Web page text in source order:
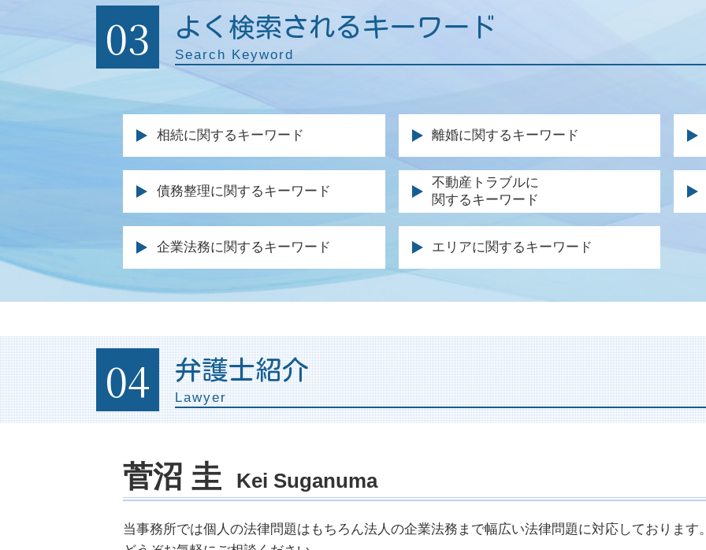
03 よく検索されるキーワード
Search Keyword
相続に関するキーワード
不動産相続 分割
遺産 相続 割合
遺留分 裁判
遺産分割 不動産
遺留分侵害額請求権 時効
死亡 保険金 相続
遺産分割 まとまらない
遺留分 侵害
相続放棄 手続き
遺言 弁護士 費用
遺言書 遺産分割協議書
遺産分割協議 やり直し
相続人 弁護士
離婚に関するキーワード
親権 父親
離婚届 親権
離婚裁判 長期化
財産分与 調停
親権 とは
離婚協議書 書き方
離婚調停 申し立て
離婚 調停 不成立
離婚裁判 不成立
養育費 金額 決め方
離婚調停 不成立
過
後
交
事
死
休
債務整理に関するキーワード
破産 個人再生
自己破産 債権者 通知
消費者金融 破産
自己破産 法律事務所
任意整理 信用情報
弁護士 ブラックリスト
車 破産
債務 弁済 調停
債務整理 メリットとデメリット
不動産トラブルに
関するキーワード
不動産 退去 トラブル
不動産売買 仲介トラブル
不動産 契約トラブル 弁護士
土地 トラブル 相談
賃料 増額調停
不動産 売却 弁護士
土地 契約トラブル
家賃滞納 回収
裁
示
起
保
公
不
企業法務に関するキーワード
商標権 侵害 ロゴ
顧問弁護士 契約書
顧問弁護士 法律事務所
残業代請求 会社側
法律顧問 契約書
企業法務 法律事務所
企業法務 仕事内容
残業代 請求された
法務 チェック
未払い金 回収 方法
エリアに関するキーワード
04 弁護士紹介
Lawyer
菅沼 圭 Kei Suganuma
当事務所では個人の法律問題はもちろん法人の企業法務まで幅広い法律問題に対応しております